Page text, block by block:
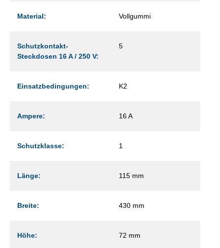
Material: Vollgummi
Schutzkontakt-
Steckdosen 16 A / 250 V:
5
Einsatzbedingungen: K2
Ampere: 16 A
Schutzklasse: 1
Länge: 115 mm
Breite: 430 mm
Höhe: 72 mm